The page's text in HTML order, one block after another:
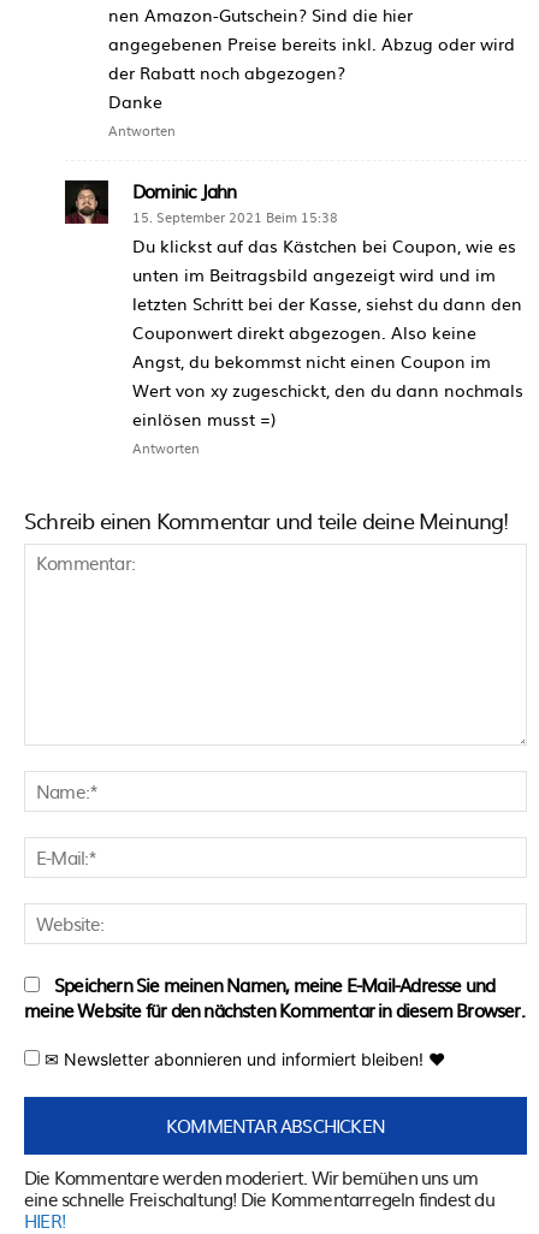
nen Amazon-Gutschein? Sind die hier
angegebenen Preise bereits inkl. Abzug oder wird
der Rabatt noch abgezogen?
Danke
Antworten
Dominic Jahn
15. September 2021 Beim 15:38
Du klickst auf das Kästchen bei Coupon, wie es
unten im Beitragsbild angezeigt wird und im
letzten Schritt bei der Kasse, siehst du dann den
Couponwert direkt abgezogen. Also keine
Angst, du bekommst nicht einen Coupon im
Wert von xy zugeschickt, den du dann nochmals
einlösen musst =)
Antworten
Schreib einen Kommentar und teile deine Meinung!
Speichern Sie meinen Namen, meine E-Mail-Adresse und
meine Website für den nächsten Kommentar in diesem Browser.
✉ Newsletter abonnieren und informiert bleiben! ♥
Die Kommentare werden moderiert. Wir bemühen uns um
eine schnelle Freischaltung! Die Kommentarregeln findest du
HIER!